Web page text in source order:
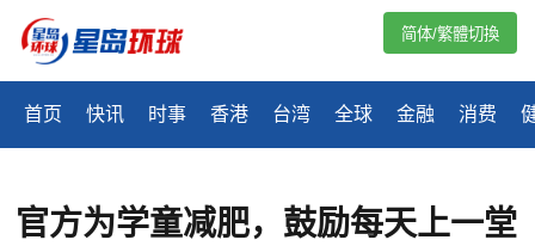
首页 快讯 时事 香港 台湾 全球 金融 消费
简体/繁體切換
官方为学童减肥，鼓励每天上一堂